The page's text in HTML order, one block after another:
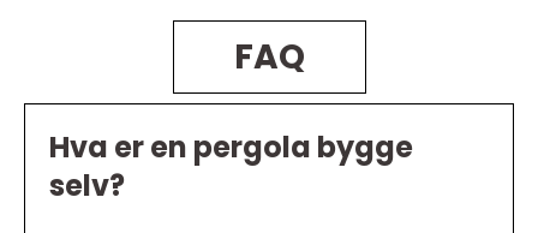
FAQ
Hva er en pergola bygge
selv?